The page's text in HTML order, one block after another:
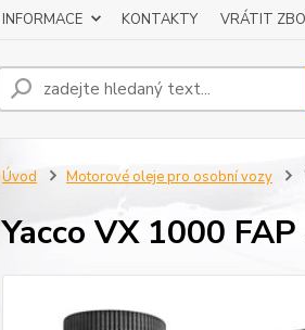
INFORMACE KONTAKTY VRÁTIT
Úvod Motorové oleje pro osobní vozy
Yacco VX 1000